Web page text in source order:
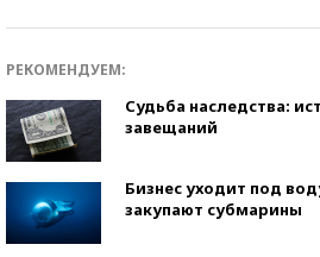
РЕКОМЕНДУЕМ:
Судьба наследства:
завещаний
Бизнес уходит под
закупают субмарины